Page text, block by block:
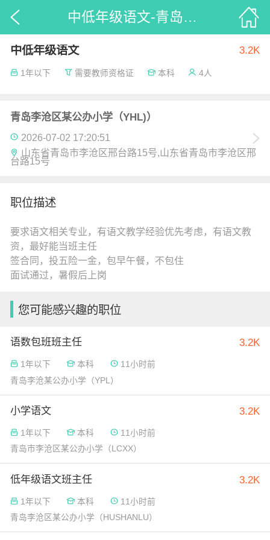
中低年级语文-青岛李沧区某公办小学（YHL)）_52招聘
中低年级语文 3.2K
1年以下 需要教师资格证 本科 4人
青岛李沧区某公办小学（YHL)）
2026-07-02 17:20:51
山东省青岛市李沧区邢台路15号,山东省青岛市李沧区邢
台路15号
职位描述
要求语文相关专业，有语文教学经验优先考虑，有语文教
资，最好能当班主任
签合同，投五险一金，包早午餐，不包住
面试通过，暑假后上岗
您可能感兴趣的职位
3.2K
语数包班班主任
1年以下 本科
11小时前
青岛李沧某公办小学（YPL）
3.2K
小学语文
1年以下 本科
11小时前
青岛市李沧区某公办小学（LCXX）
3.2K
低年级语文班主任
1年以下 本科
11小时前
青岛李沧区某公办小学（HUSHANLU）